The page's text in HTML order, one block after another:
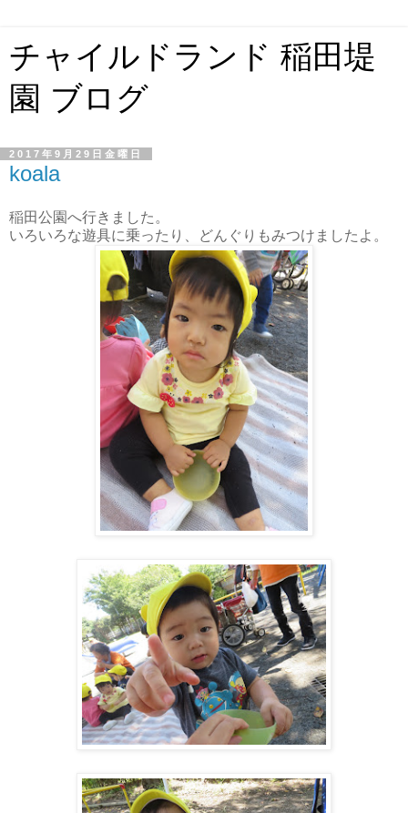
チャイルドランド 稲田堤
園 ブログ
2017年9月29日金曜日
koala
稲田公園へ行きました。
いろいろな遊具に乗ったり、どんぐりもみつけましたよ。